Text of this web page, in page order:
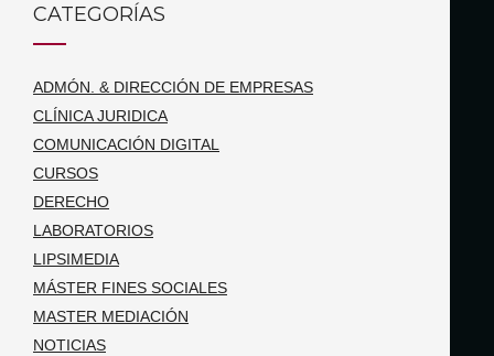
CATEGORÍAS
ADMÓN. & DIRECCIÓN DE EMPRESAS
CLÍNICA JURIDICA
COMUNICACIÓN DIGITAL
CURSOS
DERECHO
LABORATORIOS
LIPSIMEDIA
MÁSTER FINES SOCIALES
MASTER MEDIACIÓN
NOTICIAS